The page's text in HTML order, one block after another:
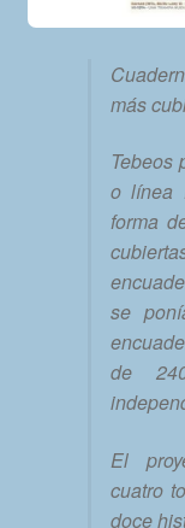
más
Tebeos
o línea
forma
se
de
El
cuatro
doce